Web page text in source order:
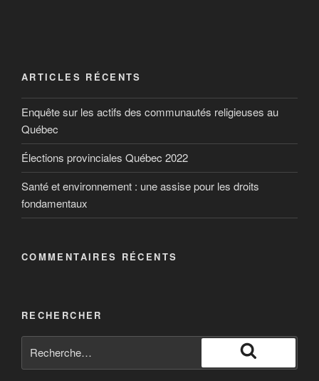
ARTICLES RÉCENTS
Enquête sur les actifs des communautés religieuses au
Québec
Élections provinciales Québec 2022
Santé et environnement : une assise pour les droits
fondamentaux
COMMENTAIRES RÉCENTS
RECHERCHER